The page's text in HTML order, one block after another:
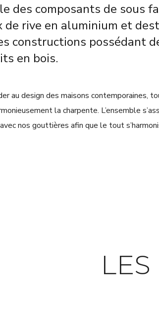
des composants de sous
de rive en aluminium et
constructions possédant
en bois.
au design des maisons contemporaines,
la charpente. L’ensemble
nos gouttières afin que le tout